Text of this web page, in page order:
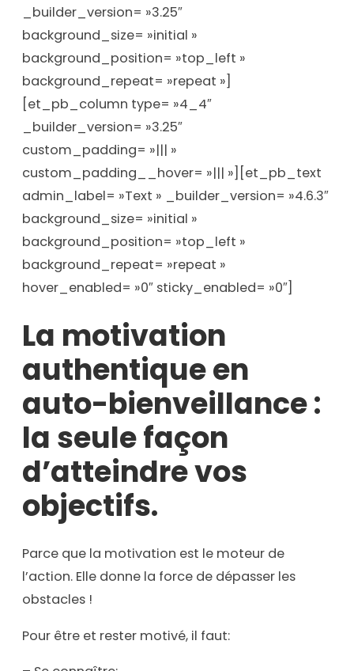
_builder_version= »3.25″
background_size= »initial »
background_position= »top_left »
background_repeat= »repeat »]
[et_pb_column type= »4_4″
_builder_version= »3.25″
custom_padding= »||| »
custom_padding__hover= »||| »][et_pb_text
admin_label= »Text » _builder_version= »4.6.3″
background_size= »initial »
background_position= »top_left »
background_repeat= »repeat »
hover_enabled= »0″ sticky_enabled= »0″]
La motivation
authentique en
auto-bienveillance :
la seule façon
d’atteindre vos
objectifs.
Parce que la motivation est le moteur de
l’action. Elle donne la force de dépasser les
obstacles !
Pour être et rester motivé, il faut: